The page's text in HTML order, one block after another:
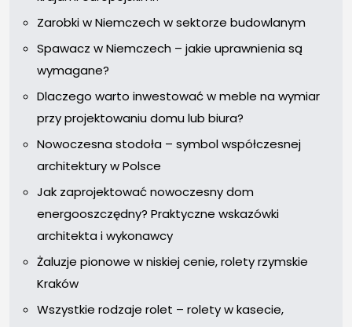
Zarobki w Niemczech w sektorze budowlanym
Spawacz w Niemczech – jakie uprawnienia są
wymagane?
Dlaczego warto inwestować w meble na wymiar
przy projektowaniu domu lub biura?
Nowoczesna stodoła – symbol współczesnej
architektury w Polsce
Jak zaprojektować nowoczesny dom
energooszczędny? Praktyczne wskazówki
architekta i wykonawcy
Żaluzje pionowe w niskiej cenie, rolety rzymskie
Kraków
Wszystkie rodzaje rolet – rolety w kasecie,